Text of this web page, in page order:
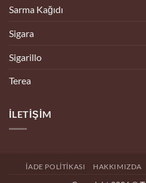
Sarma Kağıdı
Sigara
Sigarillo
Terea
İLETIŞIM
İADE POLITIKASI HAKKIMIZDA